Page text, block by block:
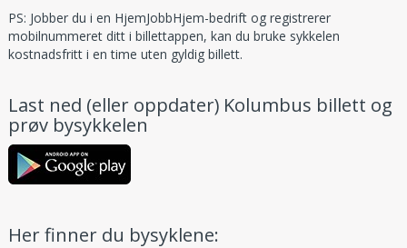
PS: Jobber du i en HjemJobbHjem-bedrift og registrerer
mobilnummeret ditt i billettappen, kan du bruke sykkelen
kostnadsfritt i en time uten gyldig billett.
Last ned (eller oppdater) Kolumbus billett og
prøv bysykkelen
Her finner du bysyklene: